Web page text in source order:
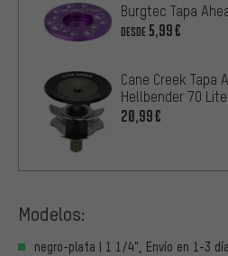
Burgtec Tapa
DESDE 5,99€
Cane Creek Tapa
Hellbender 70
20,99€
Modelos:
negro-plata | 1 1/4", Envío en 1-3